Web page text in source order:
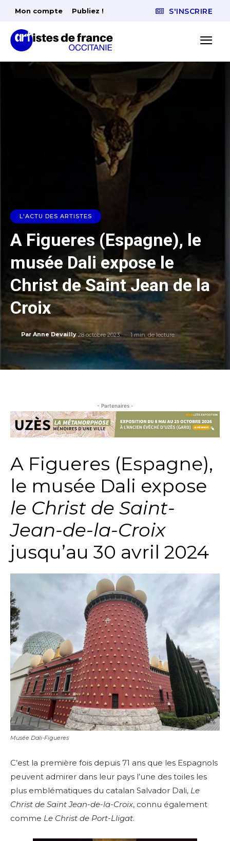
Mon compte Publiez ! S'INSCRIRE
L'ACTU DES ARTISTES
A Figueres (Espagne), le
musée Dali expose le
Christ de Saint Jean de la
Croix
Par Anne Devailly 28 octobre 2023 1min. de lecture
- Partenaires -
A Figueres (Espagne),
le musée Dali expose
le Christ de Saint-
Jean-de-la-Croix
jusqu’au 30 avril 2024
Musée Dali-Figueres
C’est la première fois depuis 71 ans que les Espagnols
peuvent admirer dans leur pays l’une des toiles les
plus emblématiques du catalan Salvador Dali, Le
Christ de Saint Jean-de-la-Croix, connu également
comme Le Christ de Port-Lligat.